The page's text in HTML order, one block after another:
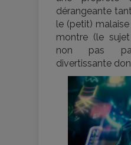
dérangeante
le (petit) malaise
montre (le
non pas
divertissante